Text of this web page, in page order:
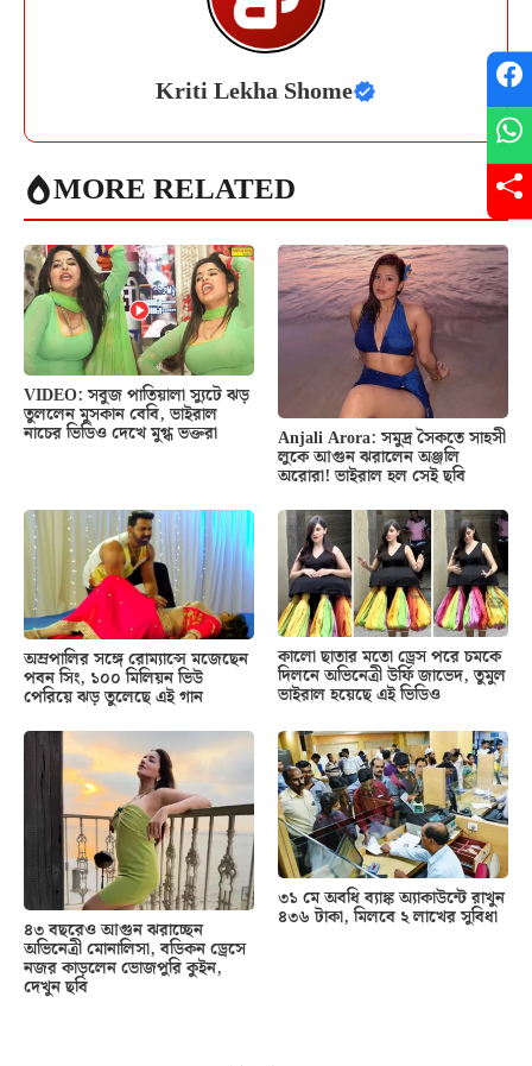
Kriti Lekha Shome
MORE RELATED
VIDEO: সবুজ পাতিয়ালা স্যুটে ঝড়
তুললেন মুসকান বেবি, ভাইরাল
নাচের ভিডিও দেখে মুগ্ধ ভক্তরা Anjali Arora: সমুদ্র সৈকতে সাহসী
লুকে আগুন ঝরালেন অঞ্জলি
অরোরা! ভাইরাল হল সেই ছবি
অম্রপালির সঙ্গে রোম্যান্সে মজেছেন
পবন সিং, ১০০ মিলিয়ন ভিউ
পেরিয়ে ঝড় তুলেছে এই গান
কালো ছাতার মতো ড্রেস পরে চমকে
দিলনে অভিনেত্রী উর্ফি জাভেদ, তুমুল
ভাইরাল হয়েছে এই ভিডিও
৪৩ বছরেও আগুন ঝরাচ্ছেন
অভিনেত্রী মোনালিসা, বডিকন ড্রেসে
নজর কাড়লেন ভোজপুরি কুইন,
দেখুন ছবি
৩১ মে অবধি ব্যাঙ্ক অ্যাকাউন্টে রাখুন
৪৩৬ টাকা, মিলবে ২ লাখের সুবিধা